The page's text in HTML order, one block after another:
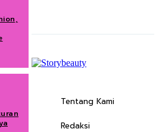
Tentang Kami
Redaksi